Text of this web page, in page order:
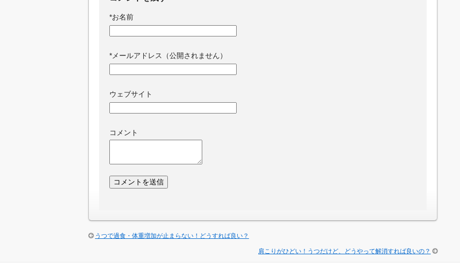
*お名前
* メールアドレス（公開されません）
ウェブサイト
コメント
うつで過食・体重増加が止まらない！どうすれば良い？
肩こりがひどい！うつだけど、どうやって解消すれば良いの？